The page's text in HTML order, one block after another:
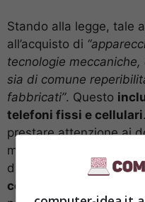
Stando alla legge, tale
all’acquisto di
tecnologie
sia di comune
fabbricati”. Questo
telefoni fissi e cellulari
prestare attenzione ai
momento dell’acquisto.
disabilità deve fornire
certificato che